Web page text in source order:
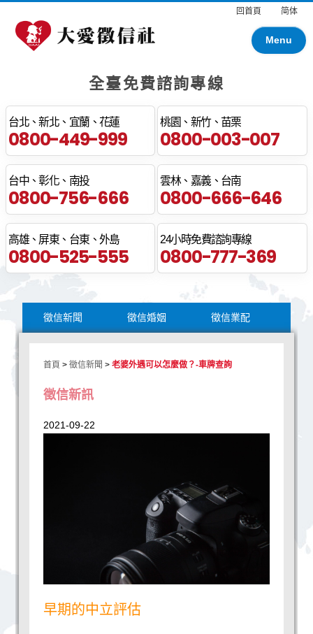
回首頁 简体
Menu
全臺免費諮詢專線
台北、新北、宜蘭、花蓮
0800-449-999
桃園、新竹、苗栗
0800-003-007
台中、彰化、南投
0800-756-666
雲林、嘉義、台南
0800-666-646
高雄、屏東、台東、外島
0800-525-555
24小時免費諮詢專線
0800-777-369
徵信新聞 徵信婚姻 徵信業配
首頁 >徵信新聞 >老婆外遇可以怎麼做？-車牌查詢
徵信新訊
2021-09-22
早期的中立評估